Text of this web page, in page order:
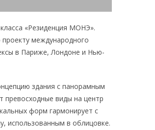
«Резиденция МОНЭ».
международного
в Париже, Лондоне и Нью-
здания с панорамным
превосходные виды на центр
форм гармонирует с
использованным в облицовке.